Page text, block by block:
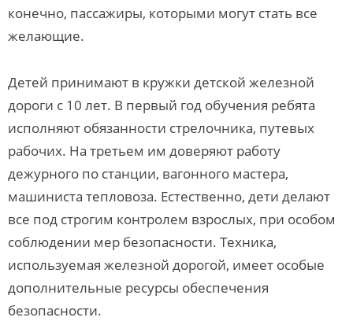
конечно, пассажиры, которыми могут стать все
желающие.
Детей принимают в кружки детской железной
дороги с 10 лет. В первый год обучения ребята
исполняют обязанности стрелочника, путевых
рабочих. На третьем им доверяют работу
дежурного по станции, вагонного мастера,
машиниста тепловоза. Естественно, дети делают
все под строгим контролем взрослых, при особом
соблюдении мер безопасности. Техника,
используемая железной дорогой, имеет особые
дополнительные ресурсы обеспечения
безопасности.